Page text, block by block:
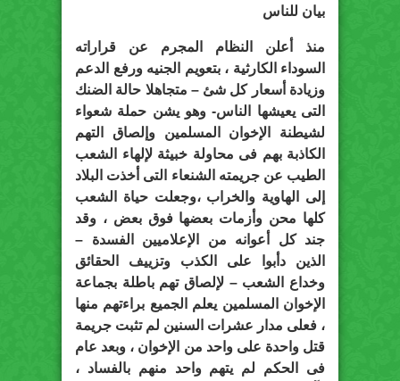
بيان للناس
منذ أعلن النظام المجرم عن قراراته
السوداء الكارثية ، بتعويم الجنيه ورفع الدعم
وزيادة أسعار كل شئ – متجاهلا حالة الضنك
التى يعيشها الناس- وهو يشن حملة شعواء
لشيطنة الإخوان المسلمين وإلصاق التهم
الكاذبة بهم فى محاولة خبيثة لإلهاء الشعب
الطيب عن جريمته الشنعاء التى أخذت البلاد
إلى الهاوية والخراب ،وجعلت حياة الشعب
كلها محن وأزمات بعضها فوق بعض ، وقد
جند كل أعوانه من الإعلاميين الفسدة –
الذين دأبوا على الكذب وتزييف الحقائق
وخداع الشعب – لإلصاق تهم باطلة بجماعة
الإخوان المسلمين يعلم الجميع براءتهم منها
، فعلى مدار عشرات السنين لم تثبت جريمة
قتل واحدة على واحد من الإخوان ، وبعد عام
فى الحكم لم يتهم واحد منهم بالفساد ،